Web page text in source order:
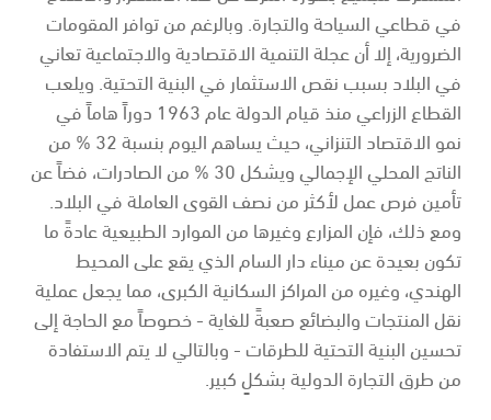
في قطاعي السياحة والتجارة. وبالرغم من توافر المقومات
الضرورية، إلا أن عجلة التنمية الاقتصادية والاجتماعية تعاني
في البلاد بسبب نقص الاستثمار في البنية التحتية. ويلعب
القطاع الزراعي منذ قيام الدولة عام 1963 دوراً هاماً في
نمو الاقتصاد التنزاني، حيث يساهم اليوم بنسبة 32 % من
الناتج المحلي الإجمالي ويشكل 30 % من الصادرات، فضاً عن
تأمين فرص عمل لأكثر من نصف القوى العاملة في البلاد.
ومع ذلك، فإن المزارع وغيرها من الموارد الطبيعية عادةً ما
تكون بعيدة عن ميناء دار السام الذي يقع على المحيط
الهندي، وغيره من المراكز السكانية الكبرى، مما يجعل عملية
نقل المنتجات والبضائع صعبةً للغاية - خصوصاً مع الحاجة إلى
تحسين البنية التحتية للطرقات - وبالتالي لا يتم الاستفادة
من طرق التجارة الدولية بشكلٍ كبير.